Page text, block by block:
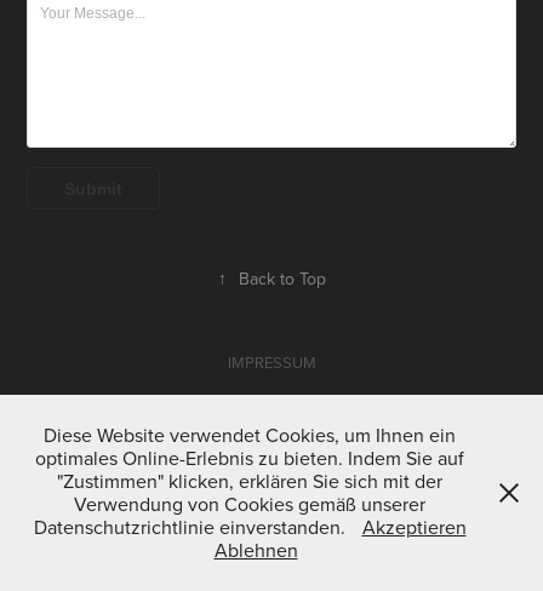
↑ Back to Top
IMPRESSUM
Diese Website verwendet Cookies, um Ihnen ein
optimales Online-Erlebnis zu bieten. Indem Sie auf
"Zustimmen" klicken, erklären Sie sich mit der
Verwendung von Cookies gemäß unserer
Datenschutzrichtlinie einverstanden.
Akzeptieren
Ablehnen